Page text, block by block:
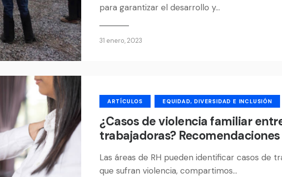
para garantizar el desarrollo y…
31 enero, 2023
ARTÍCULOS EQUIDAD, DIVERSIDAD E INCLUSIÓN
¿Casos de violencia familiar
trabajadoras? Recomendaciones
Las áreas de RH pueden identificar casos de
que sufran violencia, compartimos…